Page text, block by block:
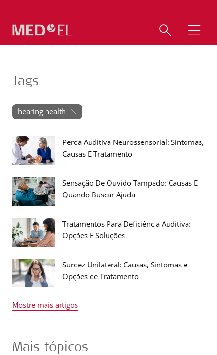
Tags
hearing health
Perda Auditiva Neurossensorial: Sintomas,
Causas E Tratamento
Sensação De Ouvido Tampado: Causas E
Quando Buscar Ajuda
Tratamentos Para Deficiência Auditiva:
Opções E Soluções
Surdez Unilateral: Causas, Sintomas e
Opções de Tratamento
Mostre mais artigos
Mais tópicos